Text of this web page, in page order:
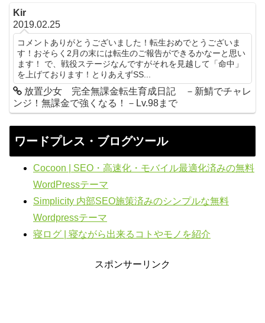
Kir
2019.02.25
コメントありがとうございました！転生おめでとうございま
す！おそらく2月の末には転生のご報告ができるかなーと思い
ます！ で、戦役ステージなんですがそれを見越して「命中」
を上げております！とりあえずSS...
放置少女 完全無課金転生育成日記 －新鯖でチャレ
ンジ！無課金で強くなる！－Lv.98まで
ワードプレス・ブログツール
Cocoon | SEO・高速化・モバイル最適化済みの無料
WordPressテーマ
Simplicity 内部SEO施策済みのシンプルな無料
Wordpressテーマ
寝ログ | 寝ながら出来るコトやモノを紹介
スポンサーリンク